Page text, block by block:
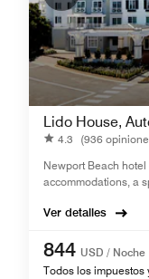
Lido House,
4.3 (936
Newport Beach
accommodations, a
Ver detalles
844 USD / Noche
Todos los impuestos